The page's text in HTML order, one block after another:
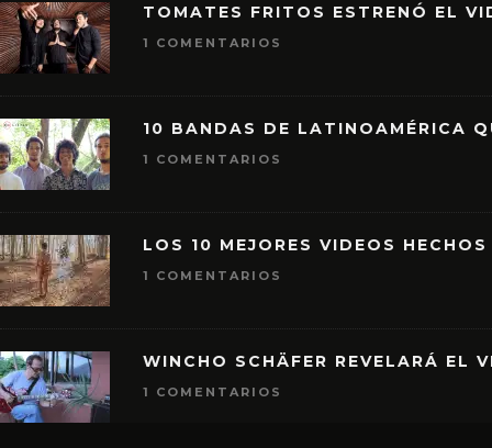
TOMATES FRITOS ESTRENÓ EL
1 COMENTARIOS
10 BANDAS DE LATINOAMÉRICA
1 COMENTARIOS
LOS 10 MEJORES VIDEOS
1 COMENTARIOS
WINCHO SCHÄFER REVELARÁ EL
1 COMENTARIOS